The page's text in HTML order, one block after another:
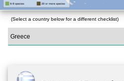
(Select a country below for a different checklist)